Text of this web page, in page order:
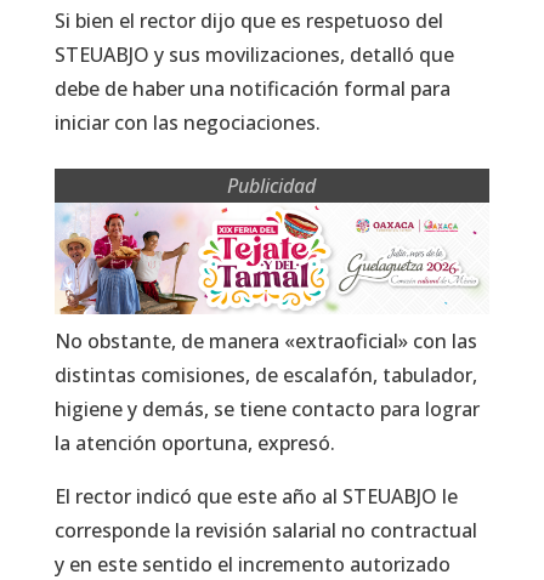
Si bien el rector dijo que es respetuoso del
STEUABJO y sus movilizaciones, detalló que
debe de haber una notificación formal para
iniciar con las negociaciones.
Publicidad
No obstante, de manera «extraoficial» con las
distintas comisiones, de escalafón, tabulador,
higiene y demás, se tiene contacto para lograr
la atención oportuna, expresó.
El rector indicó que este año al STEUABJO le
corresponde la revisión salarial no contractual
y en este sentido el incremento autorizado